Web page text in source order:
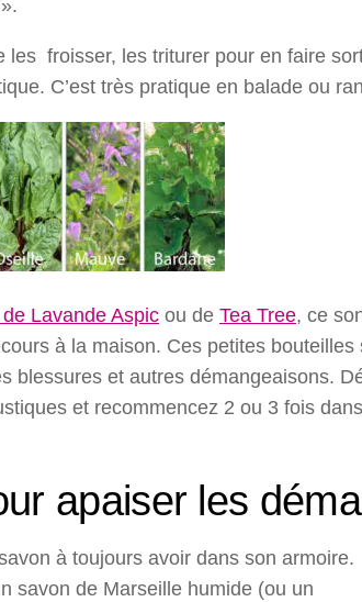
froisser, les triturer pour en faire
C’est très pratique en balade ou
Lavande Aspic ou de Tea Tree, ce
à la maison. Ces petites
blessures et autres démangeaisons.
et recommencez 2 ou 3 fois
apaiser les
à toujours avoir dans son armoire.
savon de Marseille humide (ou un